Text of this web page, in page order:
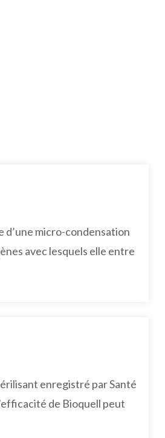
d’une micro-condensation
avec lesquels elle entre
enregistré par Santé
de Bioquell peut